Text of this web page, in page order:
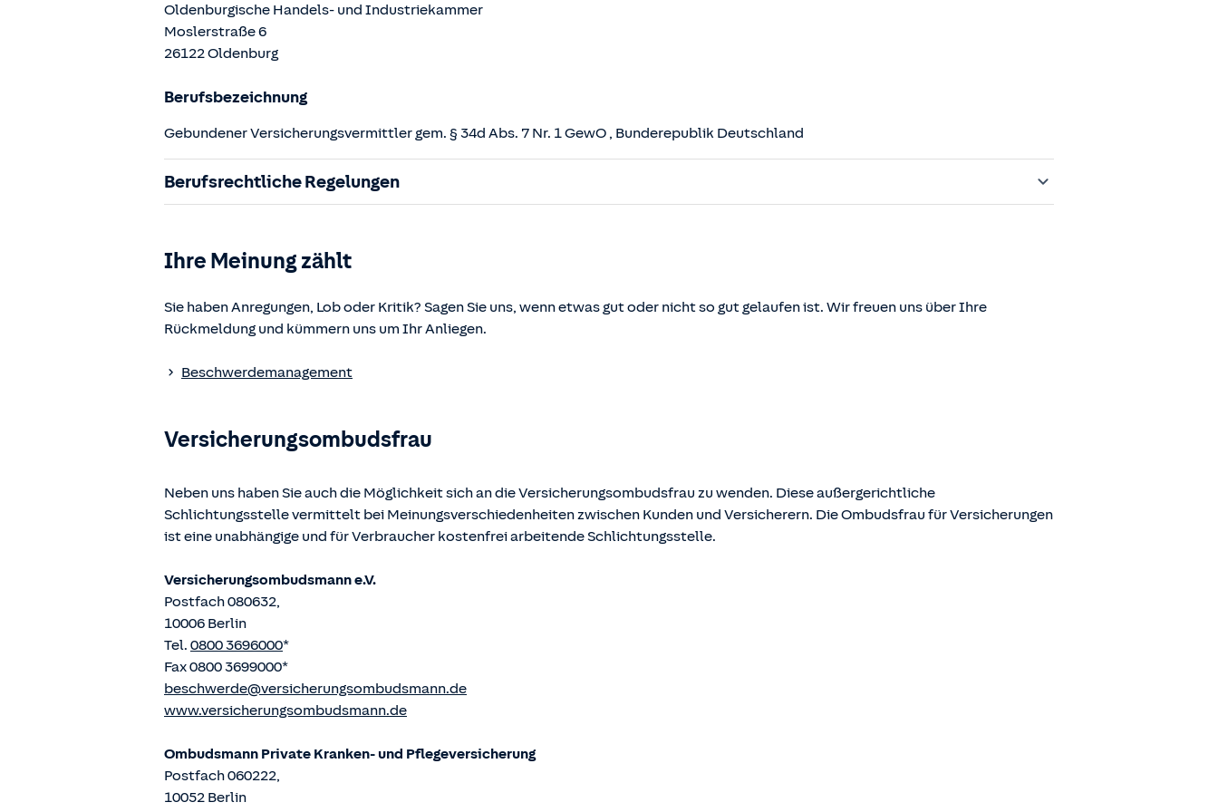
Oldenburgische Handels- und Industriekammer
Moslerstraße6
26122Oldenburg
Berufsbezeichnung
Gebundener Versicherungsvermittler gem. § 34d Abs. 7 Nr. 1 GewO , Bunderepublik Deutschland
Berufsrechtliche Regelungen
§§ 59 – 68 Gesetz über den Versicherungsvertrag (VVG)
§ 48b Versicherungsaufsichtsgesetz (VAG)
Verordnung über die Versicherungsvermittlung und -beratung (VersVermV)
www.gesetze-im-internet.de
Ihre Meinung zählt
Sie haben Anregungen, Lob oder Kritik? Sagen Sie uns, wenn etwas gut oder nicht so gut gelaufen ist. Wir freuen uns über Ihre
Rückmeldung und kümmern uns um Ihr Anliegen.
Beschwerdemanagement
Versicherungsombudsfrau
Neben uns haben Sie auch die Möglichkeit sich an die Versicherungsombudsfrau zu wenden. Diese außergerichtliche
Schlichtungsstelle vermittelt bei Meinungsverschiedenheiten zwischen Kunden und Versicherern. Die Ombudsfrau für Versicherungen
ist eine unabhängige und für Verbraucher kostenfrei arbeitende Schlichtungsstelle.
Versicherungsombudsmann e.V.
Postfach 080632,
10006 Berlin
Tel. 0800 3696000*
Fax 0800 3699000*
beschwerde@versicherungsombudsmann.de
www.versicherungsombudsmann.de
Ombudsmann Private Kranken- und Pflege­versicherung
Postfach 060222,
10052 Berlin